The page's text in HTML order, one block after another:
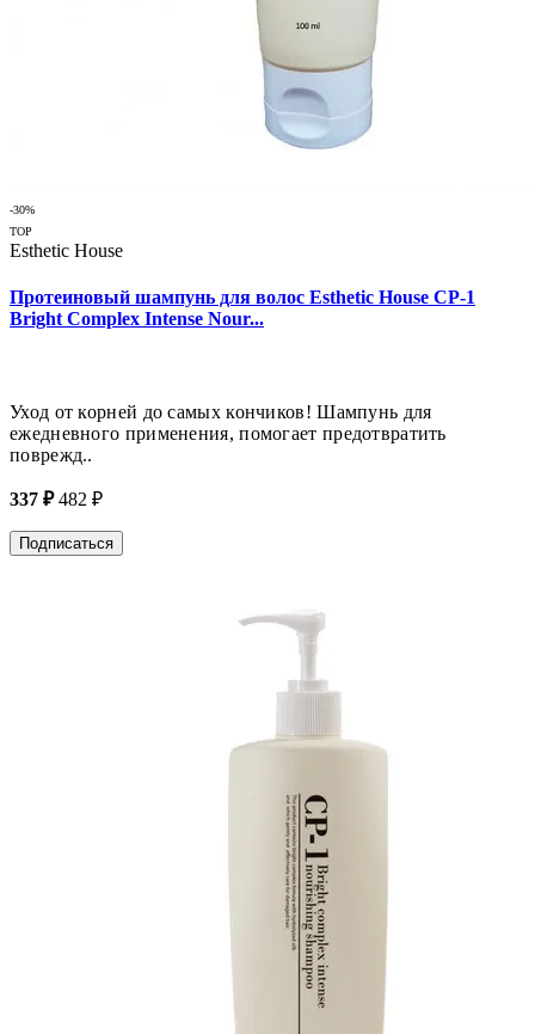
-30%
TOP
Esthetic House
Протеиновый шампунь для волос Esthetic House CP-1
Bright Complex Intense Nour...
Уход от корней до самых кончиков! Шампунь для
ежедневного применения, помогает предотвратить
поврежд..
337 ₽ 482 ₽
Подписаться